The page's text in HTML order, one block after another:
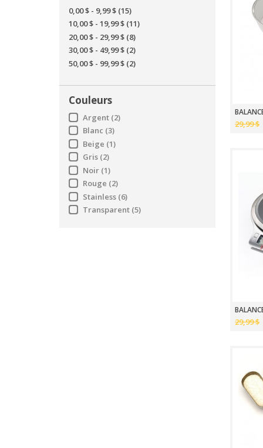
0,00 $ - 9,99 $ (15)
10,00 $ - 19,99 $ (11)
20,00 $ - 29,99 $ (8)
30,00 $ - 49,99 $ (2)
50,00 $ - 99,99 $ (2)
Couleurs
Argent (2)
Blanc (3)
Beige (1)
Gris (2)
Noir (1)
Rouge (2)
Stainless (6)
Transparent (5)
29,99 $
29,99 $